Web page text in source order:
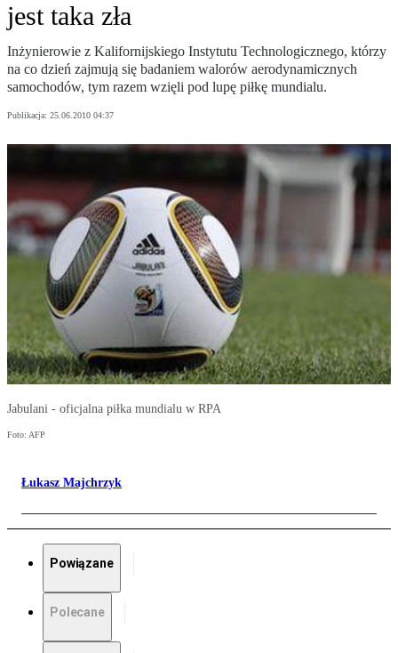
jest taka zła
Inżynierowie z Kalifornijskiego Instytutu Technologicznego, którzy
na co dzień zajmują się badaniem walorów aerodynamicznych
samochodów, tym razem wzięli pod lupę piłkę mundialu.
Publikacja: 25.06.2010 04:37
Jabulani - oficjalna piłka mundialu w RPA
Foto: AFP
Łukasz Majchrzyk
Powiązane
Polecane